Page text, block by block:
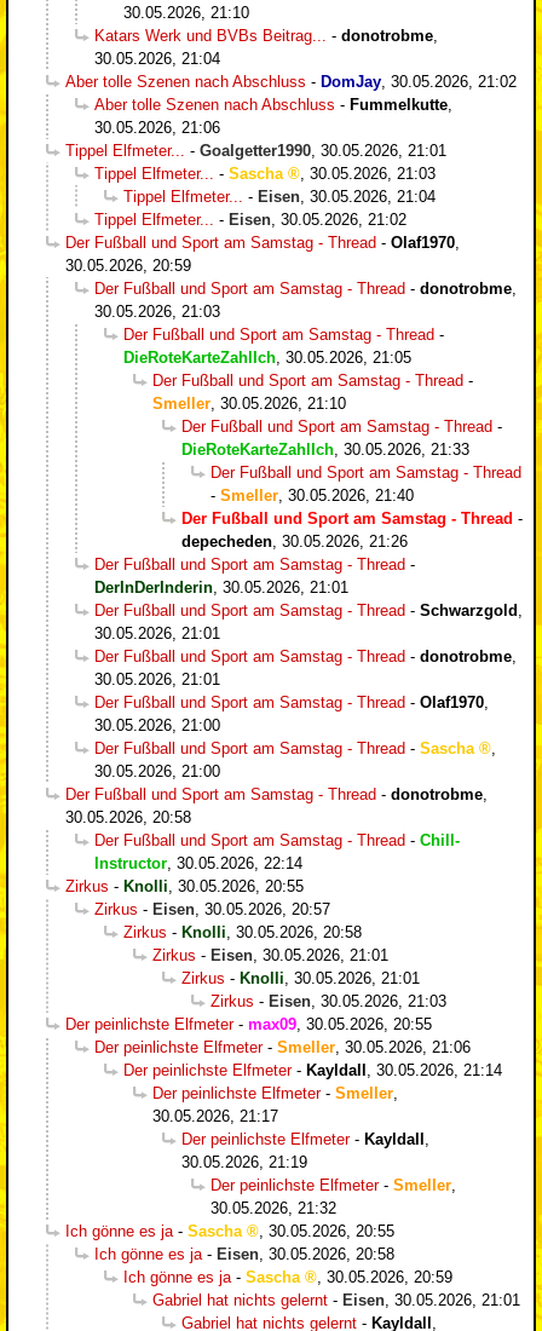
30.05.2026, 21:10
Katars Werk und BVBs Beitrag...
- donotrobme
30.05.2026, 21:04
Aber tolle Szenen nach Abschluss - DomJay 30.05.2026, 21:02
Aber tolle Szenen nach Abschluss - Fummelkutte
30.05.2026, 21:06
Tippel Elfmeter...
- Goalgetter1990 30.05.2026, 21:01
Tippel Elfmeter...
- Sascha
30.05.2026, 21:03
Tippel Elfmeter...
- Eisen 30.05.2026, 21:04
Tippel Elfmeter...
- Eisen 30.05.2026, 21:02
Der Fußball und Sport am Samstag - Thread - Olaf1970
30.05.2026, 20:59
Der Fußball und Sport am Samstag - Thread - donotrobme
30.05.2026, 21:03
Der Fußball und Sport am Samstag - Thread -
DieRoteKarteZahlIch 30.05.2026, 21:05
Der Fußball und Sport am Samstag - Thread -
Smeller 30.05.2026, 21:10
Der Fußball und Sport am Samstag - Thread -
DieRoteKarteZahlIch 30.05.2026, 21:33
Der Fußball und Sport am Samstag - Thread
- Smeller 30.05.2026, 21:40
Der Fußball und Sport am Samstag - Thread -
depecheden 30.05.2026, 21:26
Der Fußball und Sport am Samstag - Thread -
DerInDerInderin 30.05.2026, 21:01
Der Fußball und Sport am Samstag - Thread - Schwarzgold
30.05.2026, 21:01
Der Fußball und Sport am Samstag - Thread - donotrobme
30.05.2026, 21:01
Der Fußball und Sport am Samstag - Thread - Olaf1970
30.05.2026, 21:00
Der Fußball und Sport am Samstag - Thread - Sascha
30.05.2026, 21:00
Der Fußball und Sport am Samstag - Thread - donotrobme
30.05.2026, 20:58
Der Fußball und Sport am Samstag - Thread - Chill-
Instructor 30.05.2026, 22:14
Zirkus - Knolli 30.05.2026, 20:55
Zirkus - Eisen 30.05.2026, 20:57
Zirkus - Knolli 30.05.2026, 20:58
Zirkus - Eisen 30.05.2026, 21:01
Zirkus - Knolli 30.05.2026, 21:01
Zirkus - Eisen 30.05.2026, 21:03
Der peinlichste Elfmeter- max09 30.05.2026, 20:55
Der peinlichste Elfmeter- Smeller 30.05.2026, 21:06
Der peinlichste Elfmeter- Kayldall
30.05.2026, 21:14
Der peinlichste Elfmeter- Smeller
30.05.2026, 21:17
Der peinlichste Elfmeter- Kayldall
30.05.2026, 21:19
Der peinlichste Elfmeter- Smeller
30.05.2026, 21:32
Ich gönne es ja - Sascha
30.05.2026, 20:55
Ich gönne es ja - Eisen 30.05.2026, 20:58
Ich gönne es ja - Sascha
30.05.2026, 20:59
Gabriel hat nichts gelernt - Eisen 30.05.2026, 21:01
Gabriel hat nichts gelernt - Kayldall